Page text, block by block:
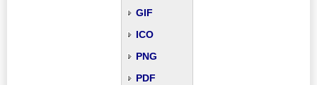
GIF
ICO
PNG
PDF